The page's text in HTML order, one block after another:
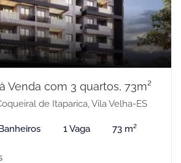
Venda com 3 quartos, 73m²
de Itaparica, Vila Velha-ES
1 Vaga 73 m²